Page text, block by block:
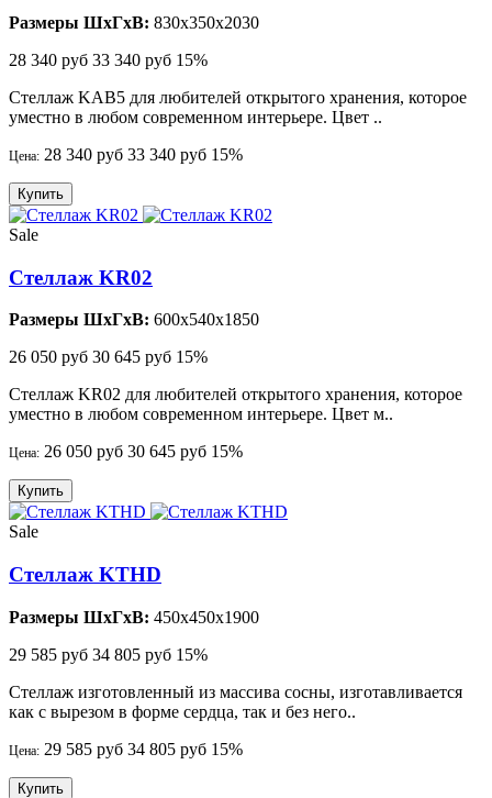
Размеры ШхГхВ: 830x350x2030
28 340 руб 33 340 руб 15%
Стеллаж KAB5 для любителей открытого хранения, которое
уместно в любом современном интерьере. Цвет ..
Цена: 28 340 руб 33 340 руб 15%
Купить
Sale
Стеллаж KR02
Размеры ШхГхВ: 600x540x1850
26 050 руб 30 645 руб 15%
Стеллаж KR02 для любителей открытого хранения, которое
уместно в любом современном интерьере. Цвет м..
Цена: 26 050 руб 30 645 руб 15%
Купить
Sale
Стеллаж KTHD
Размеры ШхГхВ: 450x450x1900
29 585 руб 34 805 руб 15%
Стеллаж изготовленный из массива сосны, изготавливается
как с вырезом в форме сердца, так и без него..
Цена: 29 585 руб 34 805 руб 15%
Купить